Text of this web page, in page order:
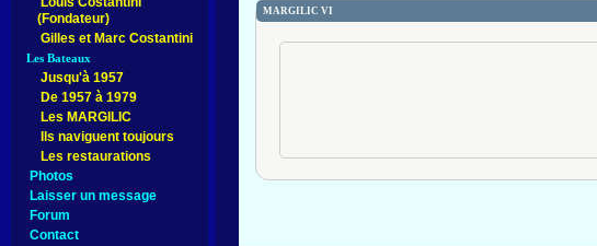
(Fondateur)
Gilles et Marc Costantini
Les Bateaux
Jusqu'à 1957
De 1957 à 1979
Les MARGILIC
Ils naviguent toujours
Les restaurations
Photos
Laisser un message
Forum
Contact
MARGILIC VI